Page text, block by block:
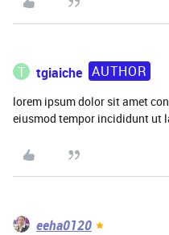
T tgiaiche AUTHOR
lorem ipsum dolor sit amet
eiusmod tempor incididunt ut
eeha0120